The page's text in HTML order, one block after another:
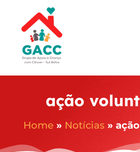
ação
Home » Notícias »